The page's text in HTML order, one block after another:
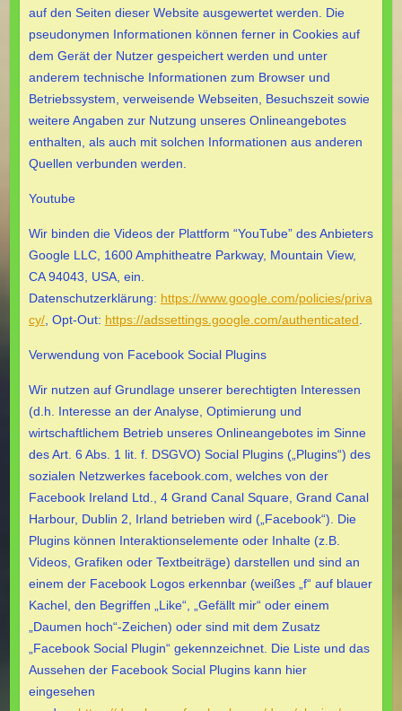
auf den Seiten dieser Website ausgewertet werden. Die
pseudonymen Informationen können ferner in Cookies auf
dem Gerät der Nutzer gespeichert werden und unter
anderem technische Informationen zum Browser und
Betriebssystem, verweisende Webseiten, Besuchszeit sowie
weitere Angaben zur Nutzung unseres Onlineangebotes
enthalten, als auch mit solchen Informationen aus anderen
Quellen verbunden werden.
Youtube
Wir binden die Videos der Plattform “YouTube” des Anbieters
Google LLC, 1600 Amphitheatre Parkway, Mountain View,
CA 94043, USA, ein.
Datenschutzerklärung: https://www.google.com/policies/priva
cy/, Opt-Out: https://adssettings.google.com/authenticated.
Verwendung von Facebook Social Plugins
Wir nutzen auf Grundlage unserer berechtigten Interessen
(d.h. Interesse an der Analyse, Optimierung und
wirtschaftlichem Betrieb unseres Onlineangebotes im Sinne
des Art. 6 Abs. 1 lit. f. DSGVO) Social Plugins („Plugins“) des
sozialen Netzwerkes facebook.com, welches von der
Facebook Ireland Ltd., 4 Grand Canal Square, Grand Canal
Harbour, Dublin 2, Irland betrieben wird („Facebook“). Die
Plugins können Interaktionselemente oder Inhalte (z.B.
Videos, Grafiken oder Textbeiträge) darstellen und sind an
einem der Facebook Logos erkennbar (weißes „f“ auf blauer
Kachel, den Begriffen „Like“, „Gefällt mir“ oder einem
„Daumen hoch“-Zeichen) oder sind mit dem Zusatz
„Facebook Social Plugin“ gekennzeichnet. Die Liste und das
Aussehen der Facebook Social Plugins kann hier
eingesehen